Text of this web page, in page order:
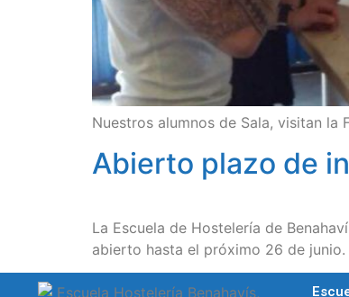
Nuestros alumnos de Sala, visitan la
Abierto plazo de
La Escuela de Hostelería de
abierto hasta el próximo 26 de junio.